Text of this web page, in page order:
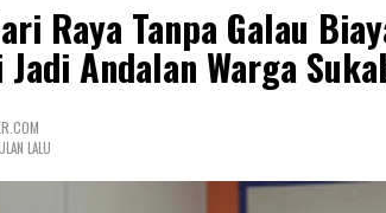
Raya Tanpa Galau
Andalan Warga
LALU